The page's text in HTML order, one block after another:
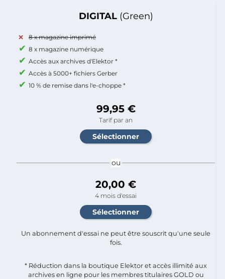
DIGITAL (Green)
8 x magazine imprimé
8 x magazine numérique
Accès aux archives d'Elektor *
Accès à 5000+ fichiers Gerber
10 % de remise dans l'e-choppe *
99,95 €
Tarif par an
ou
20,00 €
4 mois d'essai
Un abonnement d'essai ne peut être souscrit qu'une seule
fois.​
* Réduction dans la boutique Elektor et accès illimité aux
archives en ligne pour les membres titulaires GOLD ou